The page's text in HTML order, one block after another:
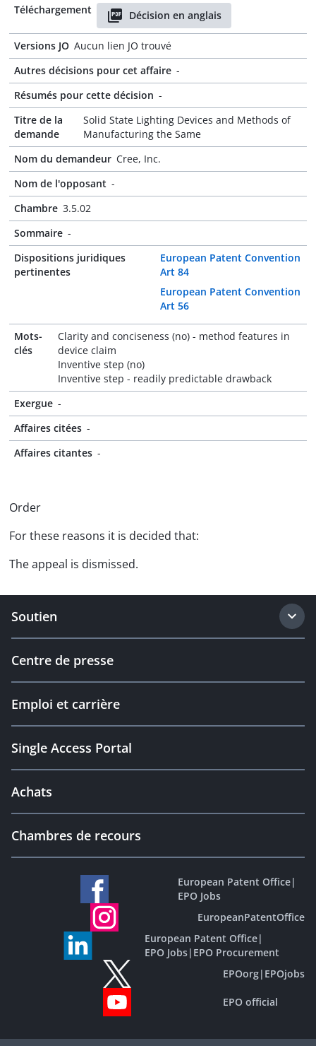
Téléchargement
Décision en anglais
Versions JO Aucun lien JO trouvé
Autres décisions pour cet affaire -
Résumés pour cette décision -
Titre de la
demande
Solid State Lighting Devices and Methods of
Manufacturing the Same
Nom du demandeur Cree, Inc.
Nom de l'opposant -
Chambre 3.5.02
Sommaire -
Dispositions juridiques
pertinentes
European Patent Convention
Art 84
European Patent Convention
Art 56
Mots-
clés
Clarity and conciseness (no) - method features in
device claim
Inventive step (no)
Inventive step - readily predictable drawback
Exergue -
Affaires citées -
Affaires citantes -
Order
For these reasons it is decided that:
The appeal is dismissed.
Soutien
Centre de presse
Emploi et carrière
Single Access Portal
Achats
Chambres de recours
European Patent Office|
EPO Jobs
EuropeanPatentOffice
European Patent Office|
EPO Jobs| EPO Procurement
EPOorg| EPOjobs
EPO official